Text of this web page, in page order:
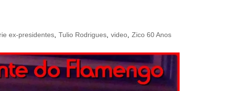
ex-presidentes Tulio Rodrigues video Zico 60 Anos